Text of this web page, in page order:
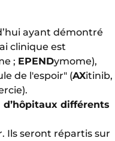
ayant démontré
clinique est
; EPENDymome),
de l'espoir" (AXitinib,
différents
Ils seront répartis sur